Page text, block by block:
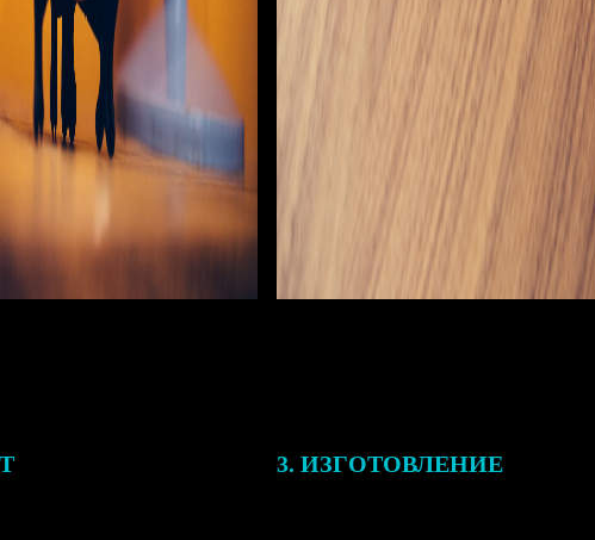
3. ИЗГОТОВЛЕНИЕ